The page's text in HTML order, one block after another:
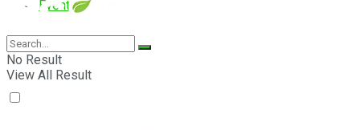
Event
E-Magazine
No Result
View All Result